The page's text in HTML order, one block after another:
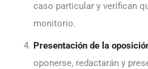
caso particular y verifican
monitorio.
Presentación de la
oponerse, redactarán y